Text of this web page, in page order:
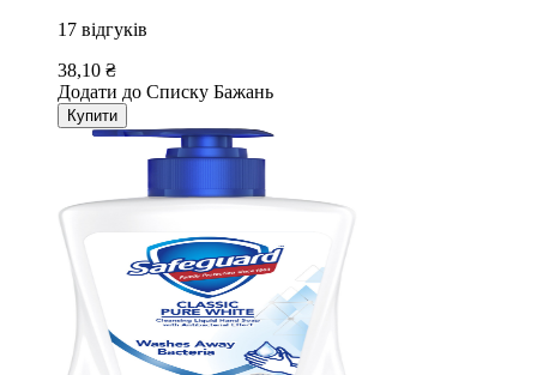
17 відгуків
38,10 ₴
Додати до Списку Бажань
Купити